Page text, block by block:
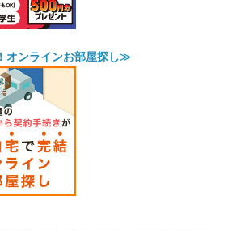
オンラインお部屋探し≫